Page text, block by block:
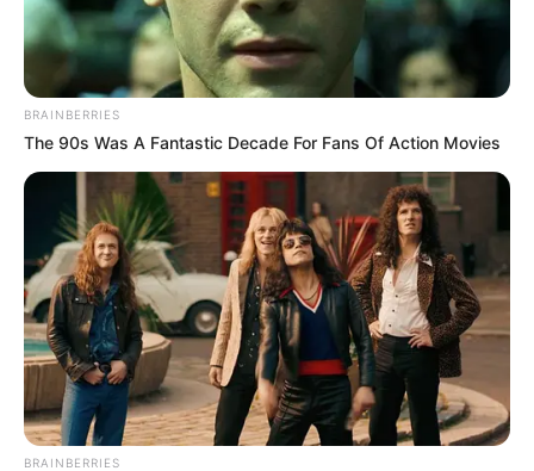
BRAINBERRIES
The 90s Was A Fantastic Decade For Fans Of Action Movies
BRAINBERRIES